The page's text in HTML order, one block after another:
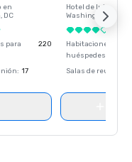
en
, DC
para
220
: 17
Hotel de lujo en
Washington
Habitaciones para
huéspedes
Salas de reunión